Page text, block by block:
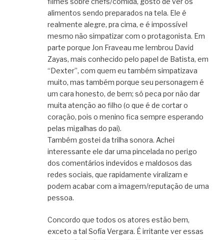
alimentos sendo preparados na tela. Ele é
realmente alegre, pra cima, e é impossível
mesmo não simpatizar com o protagonista. Em
parte porque Jon Fraveau me lembrou David
Zayas, mais conhecido pelo papel de Batista, em
“Dexter”, com quem eu também simpatizava
muito, mas também porque seu personagem é
um cara honesto, de bem; só peca por não dar
muita atenção ao filho (o que é de cortar o
coração, pois o menino fica sempre esperando
pelas migalhas do pai).
Também gostei da trilha sonora. Achei
interessante ele dar uma pincelada no perigo
dos comentários indevidos e maldosos das
redes sociais, que rapidamente viralizam e
podem acabar com a imagem/reputação de uma
pessoa.
Concordo que todos os atores estão bem,
exceto a tal Sofía Vergara. É irritante ver essas